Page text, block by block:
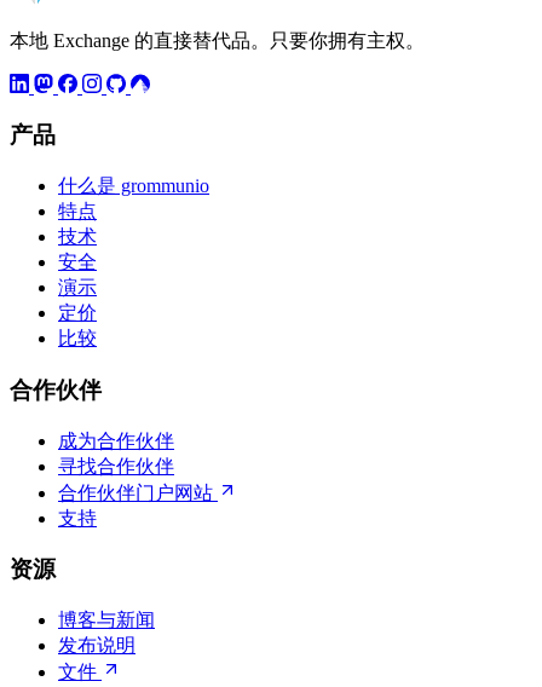
本地 Exchange 的直接替代品。只要你拥有主权。
产品
什么是 grommunio
特点
技术
安全
演示
定价
比较
合作伙伴
成为合作伙伴
寻找合作伙伴
合作伙伴门户网站
支持
资源
博客与新闻
发布说明
文件